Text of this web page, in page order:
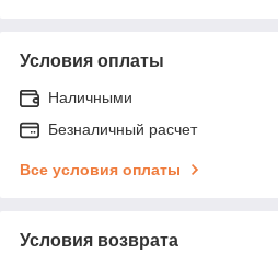
Условия оплаты
Наличными
Безналичный расчет
Все условия оплаты
Условия возврата